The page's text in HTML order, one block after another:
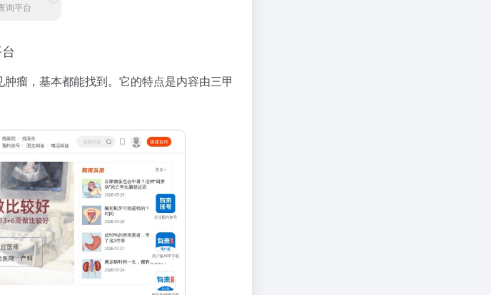
询平台
瘤，基本都能找到。它的特点是内容由三甲